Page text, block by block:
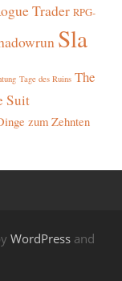
Trader RPG-
Sla
Tage des Ruins The
Suit
zum Zehnten
WordPress and